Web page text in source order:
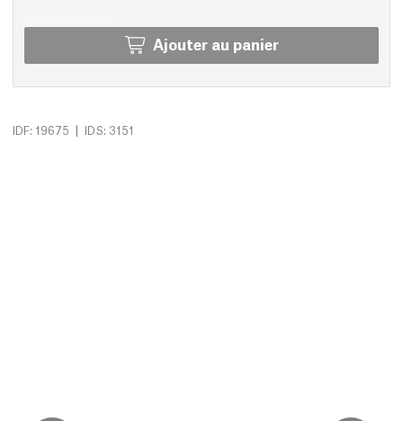
Ajouter au panier
IDF: 19675 | IDS: 3151